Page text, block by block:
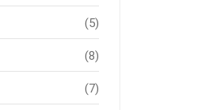
(5)
(8)
(7)